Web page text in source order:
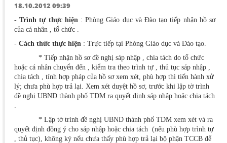
18.10.2012 09:39
-Trình tự thực hiện : Phòng Giáo dục và Đào tạo tiếp nhận hồ sơ
của cá nhân , tổ chức .
- Cách thức thực hiện : Trực tiếp tại Phòng Giáo dục và Đào tạo.
* Tiếp nhận hồ sơ đề nghị sáp nhập , chia tách do tổ chức
hoặc cá nhân chuyển đến , kiểm tra theo trình tự , thủ tục sáp nhập ,
chia tách , tính hợp pháp của hồ sơ xem xét, phù hợp thì tiến hành xử
lý; chưa phù hợp trả lại. Xem xét duyệt hồ sơ, trước khi lập tờ trình
đề nghị UBND thành phố TDM ra quyết định sáp nhập hoặc chia tách
* Lập tờ trình đề nghị UBND thành phố TDM xem xét và ra
quyết định đồng ý cho sáp nhập hoặc chia tách (nếu phù hợp trình tự
, thủ tục), không ký nếu chưa thấy phù hợp trả lại bộ phận TCCB để